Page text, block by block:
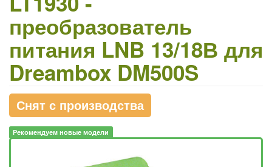
преобразователь
питания LNB 13/18В для
Dreambox DM500S
Снят с производства
Рекомендуем новые модели